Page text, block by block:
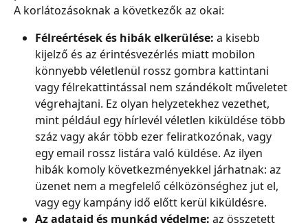
A korlátozásoknak a következők az okai:
Félreértések és hibák elkerülése: a kisebb
kijelző és az érintésvezérlés miatt mobilon
könnyebb véletlenül rossz gombra kattintani
vagy félrekattintással nem szándékolt műveletet
végrehajtani. Ez olyan helyzetekhez vezethet,
mint például egy hírlevél véletlen kiküldése több
száz vagy akár több ezer feliratkozónak, vagy
egy email rossz listára való küldése. Az ilyen
hibák komoly következményekkel járhatnak: az
üzenet nem a megfelelő célközönséghez jut el,
vagy egy kampány idő előtt kerül kiküldésre.
Az adataid és munkád védelme: az összetett